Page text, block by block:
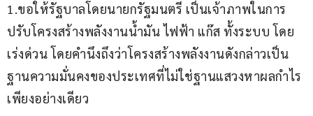
1.ขอให้รัฐบาลโดยนายกรัฐมนตรี เป็นเจ้าภาพในการ
ปรับโครงสร้างพลังงานน้ำมัน ไฟฟ้า แก๊ส ทั้งระบบ โดย
เร่งด่วน โดยคำนึงถึงว่าโครงสร้างพลังงานดังกล่าวเป็น
ฐานความมั่นคงของประเทศที่ไม่ใช่ฐานแสวงหาผลกำไร
เพียงอย่างเดียว